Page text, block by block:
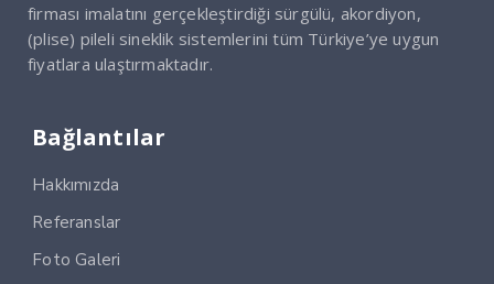
firması imalatını gerçekleştirdiği sürgülü, akordiyon,
(plise) pileli sineklik sistemlerini tüm Türkiye’ye uygun
fiyatlara ulaştırmaktadır.
Bağlantılar
Hakkımızda
Referanslar
Foto Galeri